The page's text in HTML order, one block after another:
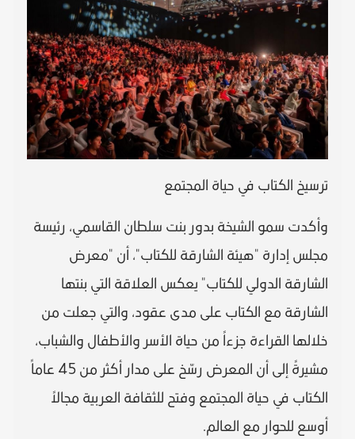
ترسيخ الكتاب في حياة المجتمع
وأكدت سمو الشيخة بدور بنت سلطان القاسمي، رئيسة
مجلس إدارة "هيئة الشارقة للكتاب"، أن "معرض
الشارقة الدولي للكتاب" يعكس العلاقة التي بنتها
الشارقة مع الكتاب على مدى عقود، والتي جعلت من
خلالها القراءة جزءاً من حياة الأسر والأطفال والشباب،
مشيرةً إلى أن المعرض رسّخ على مدار أكثر من 45 عاماً
الكتاب في حياة المجتمع وفتح للثقافة العربية مجالاً
أوسع للحوار مع العالم.